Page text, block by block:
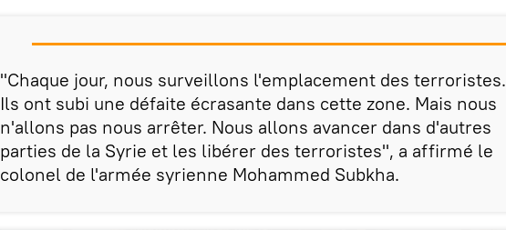
"Chaque jour, nous surveillons l'emplacement des terroristes.
Ils ont subi une défaite écrasante dans cette zone. Mais nous
n'allons pas nous arrêter. Nous allons avancer dans d'autres
parties de la Syrie et les libérer des terroristes", a affirmé le
colonel de l'armée syrienne Mohammed Subkha.